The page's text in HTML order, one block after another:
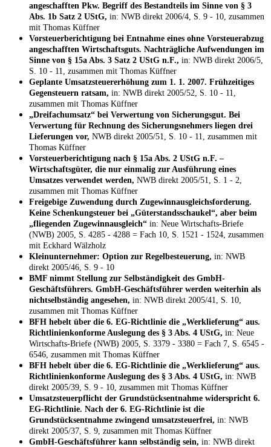
angeschafften Pkw. Begriff des Bestandteils im Sinne von § 3
Abs. 1b Satz 2 UStG, in: NWB direkt 2006/4, S. 9 - 10, zusammen
mit Thomas Küffner
Vorsteuerberichtigung bei Entnahme eines ohne Vorsteuerabzug
angeschafften Wirtschaftsguts. Nachträgliche Aufwendungen im
Sinne von § 15a Abs. 3 Satz 2 UStG n.F., in: NWB direkt 2006/5,
S. 10 - 11, zusammen mit Thomas Küffner
Geplante Umsatzsteuererhöhung zum 1. 1. 2007. Frühzeitiges
Gegensteuern ratsam, in: NWB direkt 2005/52, S. 10 - 11,
zusammen mit Thomas Küffner
„Dreifachumsatz“ bei Verwertung von Sicherungsgut. Bei
Verwertung für Rechnung des Sicherungsnehmers liegen drei
Lieferungen vor, NWB direkt 2005/51, S. 10 - 11, zusammen mit
Thomas Küffner
Vorsteuerberichtigung nach § 15a Abs. 2 UStG n.F. –
Wirtschaftsgüter, die nur einmalig zur Ausführung eines
Umsatzes verwendet werden, NWB direkt 2005/51, S. 1 - 2,
zusammen mit Thomas Küffner
Freigebige Zuwendung durch Zugewinnausgleichsforderung.
Keine Schenkungsteuer bei „Güterstandsschaukel“, aber beim
„fliegenden Zugewinnausgleich“ in: Neue Wirtschafts-Briefe
(NWB) 2005, S. 4285 - 4288 = Fach 10, S. 1521 - 1524, zusammen
mit Eckhard Wälzholz
Kleinunternehmer: Option zur Regelbesteuerung, in: NWB
direkt 2005/46, S. 9 - 10
BMF nimmt Stellung zur Selbständigkeit des GmbH-
Geschäftsführers. GmbH-Geschäftsführer werden weiterhin als
nichtselbständig angesehen, in: NWB direkt 2005/41, S. 10,
zusammen mit Thomas Küffner
BFH hebelt über die 6. EG-Richtlinie die „Werklieferung“ aus.
Richtlinienkonforme Auslegung des § 3 Abs. 4 UStG, in: Neue
Wirtschafts-Briefe (NWB) 2005, S. 3379 - 3380 = Fach 7, S. 6545 -
6546, zusammen mit Thomas Küffner
BFH hebelt über die 6. EG-Richtlinie die „Werklieferung“ aus.
Richtlinienkonforme Auslegung des § 3 Abs. 4 UStG, in: NWB
direkt 2005/39, S. 9 - 10, zusammen mit Thomas Küffner
Umsatzsteuerpflicht der Grundstücksentnahme widerspricht 6.
EG-Richtlinie. Nach der 6. EG-Richtlinie ist die
Grundstücksentnahme zwingend umsatzsteuerfrei, in: NWB
direkt 2005/37, S. 9, zusammen mit Thomas Küffner
GmbH-Geschäftsführer kann selbständig sein, in: NWB direkt